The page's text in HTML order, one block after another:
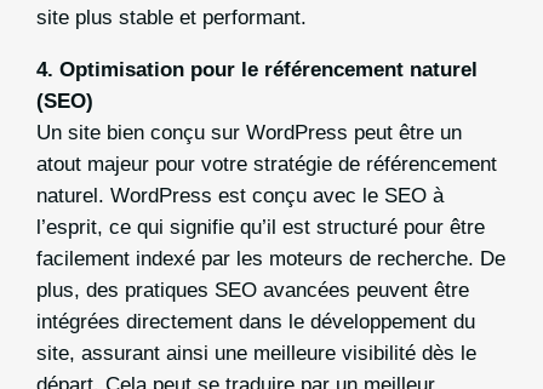
site plus stable et performant.
4. Optimisation pour le référencement naturel
(SEO)
Un site bien conçu sur WordPress peut être un
atout majeur pour votre stratégie de référencement
naturel. WordPress est conçu avec le SEO à
l’esprit, ce qui signifie qu’il est structuré pour être
facilement indexé par les moteurs de recherche. De
plus, des pratiques SEO avancées peuvent être
intégrées directement dans le développement du
site, assurant ainsi une meilleure visibilité dès le